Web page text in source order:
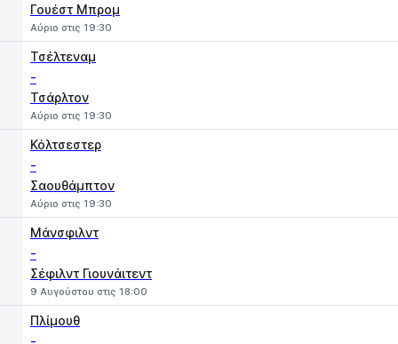
Γουέστ Μπρομ
Αύριο στις 19:30
Τσέλτεναμ
-
Τσάρλτον
Αύριο στις 19:30
Κόλτσεστερ
-
Σαουθάμπτον
Αύριο στις 19:30
Μάνσφιλντ
-
Σέφιλντ Γιουνάιτεντ
9 Αυγούστου στις 18:00
Πλίμουθ